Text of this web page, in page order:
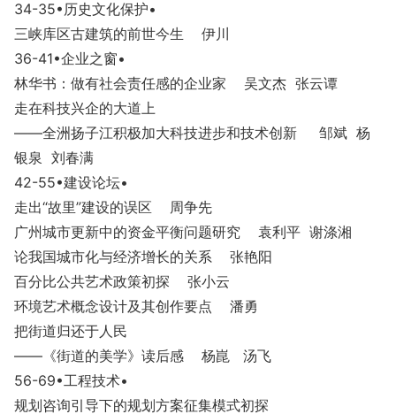
34-35•历史文化保护•
三峡库区古建筑的前世今生 伊川
36-41•企业之窗•
林华书：做有社会责任感的企业家 吴文杰 张云谭
走在科技兴企的大道上
——全洲扬子江积极加大科技进步和技术创新 邹斌 杨
银泉 刘春满
42-55•建设论坛•
走出“故里”建设的误区 周争先
广州城市更新中的资金平衡问题研究 袁利平 谢涤湘
论我国城市化与经济增长的关系 张艳阳
百分比公共艺术政策初探 张小云
环境艺术概念设计及其创作要点 潘勇
把街道归还于人民
——《街道的美学》读后感 杨崑 汤飞
56-69•工程技术•
规划咨询引导下的规划方案征集模式初探